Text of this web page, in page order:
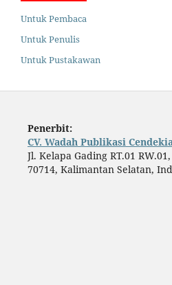
Untuk Pembaca
Untuk Penulis
Untuk Pustakawan
Penerbit:
CV. Wadah Publikasi Cendekia
Jl. Kelapa Gading RT.01
70714, Kalimantan Selatan,